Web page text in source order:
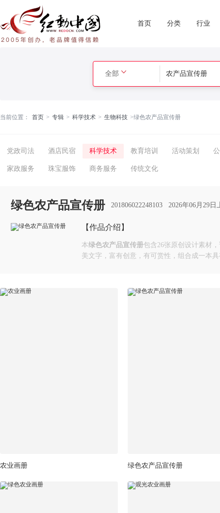
首页 分类 行业
全部
当前位置： 首页 > 专辑 > 科学技术 > 生物科技 >绿色农产品宣传册
党政司法 酒店民宿 科学技术 教育培训 活动策划
家政服务 珠宝服饰 商务服务 传统文化
绿色农产品宣传册 201806022248103 2026年06月29日
【作品介绍】
本绿色农产品宣传册包含26张原创设计素材
美文字，富有创意，有可赏性，组合成一本
农业画册 绿色农产品宣传册